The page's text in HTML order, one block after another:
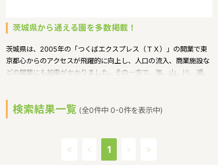
茨城県から通える園を多数掲載！
茨城県は、2005年の「つくばエクスプレス（ＴＸ）」の開業で東
京都心からのアクセスが飛躍的に向上し、人口の流入、商業施設な
どの開業にも拍車がかかりました。その一方で、海、山、川、湖、
で、東京など近郊から筑波山にやってくる人も多いというような特
徴があるエリアです。保育士修学資金等貸付制度、未就学児保育料
人口は2897644人（2017/5/1現在）です。茨城県内には、保育所
検索結果一覧 (全0件中 0-0件を表示中)
1